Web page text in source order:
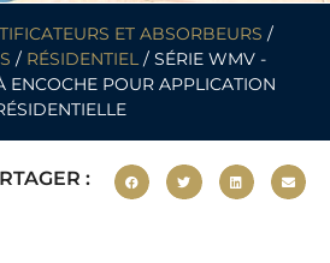
ET ABSORBEURS /
/ RÉSIDENTIEL/ SÉRIE WMV -
ENCOCHE POUR APPLICATION
: